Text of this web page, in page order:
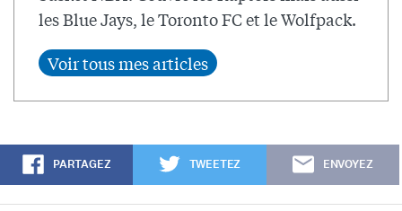
les Blue Jays, le Toronto FC et le Wolfpack.
PARTAGEZ TWEETEZ ENVOYEZ